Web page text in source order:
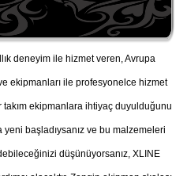
deneyim ile hizmet veren, Avrupa
ekipmanları ile profesyonelce hizmet
ekipmanlara ihtiyaç duyulduğunu
başladıysanız ve bu malzemeleri
düşünüyorsanız, XLINE